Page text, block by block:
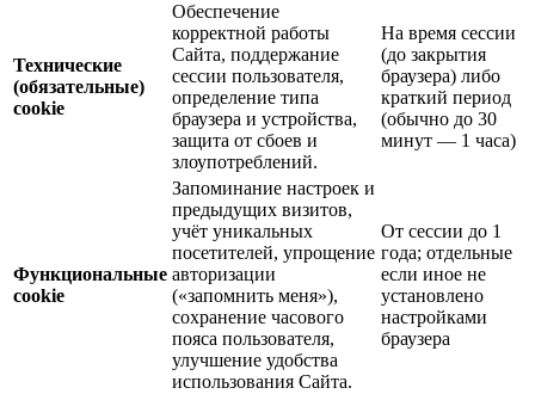
Технические
(обязательные)
cookie
Обеспечение
корректной работы
Сайта, поддержание
сессии пользователя,
определение типа
браузера и устройства,
защита от сбоев и
злоупотреблений.
На время сессии
(до закрытия
браузера) либо
краткий период
(обычно до 30
минут — 1 часа)
Функциональные
cookie
Запоминание настроек и
предыдущих визитов,
учёт уникальных
посетителей, упрощение
авторизации
(«запомнить меня»),
сохранение часового
пояса пользователя,
улучшение удобства
использования Сайта.
От сессии до 1
года; отдельные
если иное не
установлено
настройками
браузера